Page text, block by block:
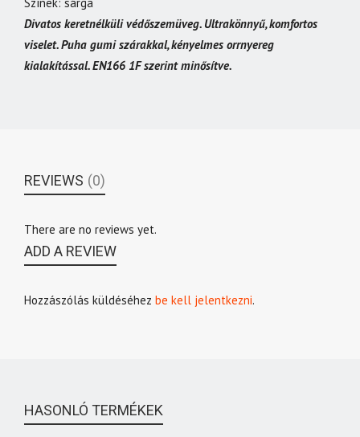
Divatos keretnélküli védőszemüveg. Ultrakönnyű, komfortos
viselet. Puha gumi szárakkal, kényelmes orrnyereg
kialakítással. EN166 1F szerint minősítve.
REVIEWS (0)
There are no reviews yet.
ADD A REVIEW
Hozzászólás küldéséhez be kell jelentkezni.
HASONLÓ TERMÉKEK